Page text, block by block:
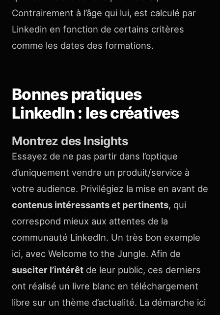
Contrairement à l’âge qui lui, est calculé par
Linkedin en fonction de certains critères
comme les dates des formations.
Bonnes pratiques
LinkedIn : les créatives
Montrez des Insights
Essayez de ne pas partir dans l’optique
d’uniquement vendre un produit/service à
votre audience. Privilégiez la mise en avant de
contenus intéressants et pertinents, qui
correspond mieux aux attentes de la
communauté LinkedIn. Un très bon exemple
ici, avec Welcome to the Jungle. Afin de
susciter l’intérêt de leur public, ces derniers
ont réalisé un livre blanc en téléchargement
libre sur un thème d’actualité. La démarche ici